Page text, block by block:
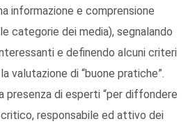
informazione e comprensione
categorie dei media), segnalando
e definendo alcuni criteri
valutazione di “buone pratiche”.
presenza di esperti “per diffondere
responsabile ed attivo dei